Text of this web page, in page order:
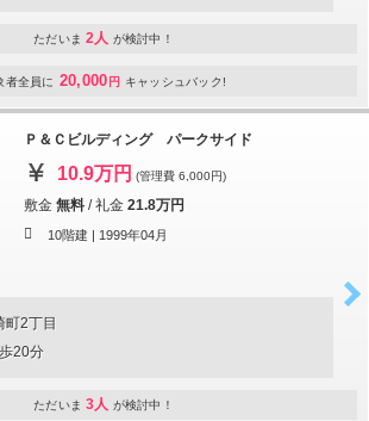
ただいま 2人 が検討中！
者全員に 20,000 円 キャッシュバック!
Ｐ＆Ｃビルディング パークサイド
10.9万円 (管理費 6,000円)
敷金 無料 /礼金 21.8万円
10階建 | 1999年04月
町2丁目
20分
ただいま 3人 が検討中！